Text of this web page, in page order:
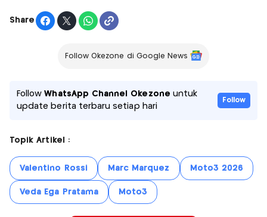
Share
Follow Okezone di Google News
FollowWhatsApp Channel Okezone untuk
update berita terbaru setiap hari
Follow
Topik Artikel :
Valentino Rossi Marc Marquez Moto3 2026
Veda Ega Pratama Moto3